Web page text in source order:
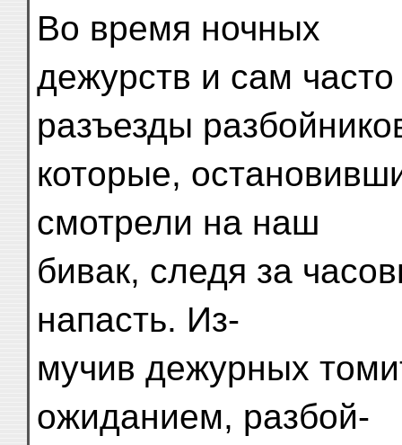
Во время ночных
дежурств и сам
разъезды
которые,
смотрели на наш
бивак, следя за
напасть. Из-
мучив дежурных
ожиданием, разбой-